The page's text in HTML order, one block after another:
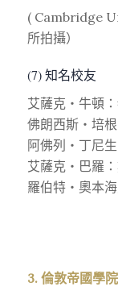
( Cambridge
所拍攝）
(7) 知名校友
艾薩克・牛頓
佛朗西斯・培
阿佛列・丁尼
艾薩克・巴羅
羅伯特・奧本
3. 倫敦帝國學